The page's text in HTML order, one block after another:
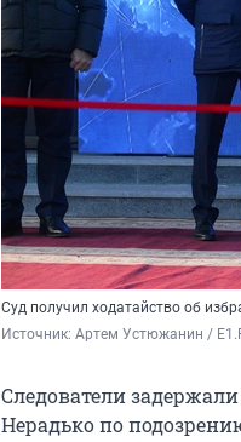
Суд получил ходатайство об
Источник: Артем Устюжанин /
Следователи
Нерадько по